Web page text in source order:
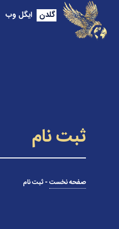
گلدن ایگل وب
ثبت نام
صفحه نخست-ثبت نام